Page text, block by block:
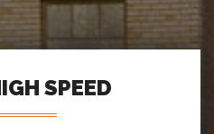
SPEED